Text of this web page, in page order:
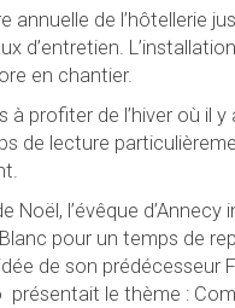
annuelle de l’hôtellerie
d’entretien.
en chantier.
à profiter de l’hiver où il
de lecture
Noël, l’évêque
pour un temps de
de son prédécesseur
présentait le thème :